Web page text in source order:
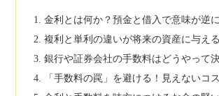
金利とは何か？預金と借入で意味が逆
複利と単利の違いが将来の資産に与え
銀行や証券会社の手数料はどうやって
「手数料の罠」を避ける！見えないコ